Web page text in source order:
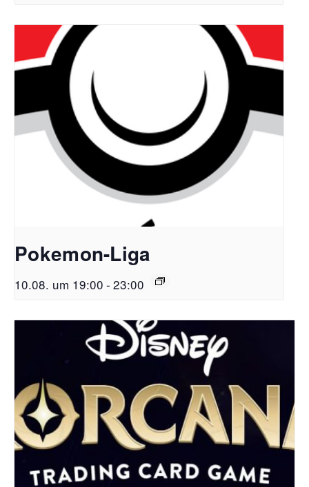
Pokemon-Liga
10.08. um 19:00 - 23:00